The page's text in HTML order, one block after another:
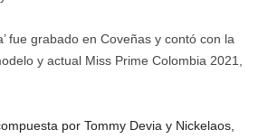
fue grabado en Coveñas y contó con la
y actual Miss Prime Colombia 2021,
por Tommy Devia y Nickelaos,